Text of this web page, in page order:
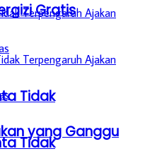
Tidak
yang Ganggu
Gratis
Tidak